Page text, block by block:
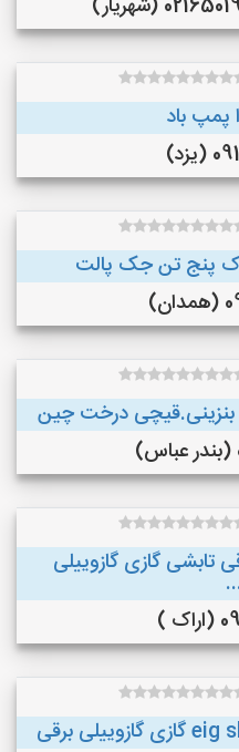
پمپ باد
پنج تن جک پالت
بنزینی.قیچی درخت چین
تابشی گازی گازوییلی
)